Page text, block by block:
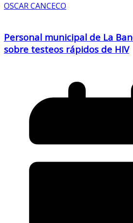
OSCAR CANCECO
Personal municipal de La
sobre testeos rápidos de HIV